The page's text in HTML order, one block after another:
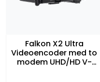
Falkon X2 Ultra
Videoencoder med to
modem UHD/HD V-